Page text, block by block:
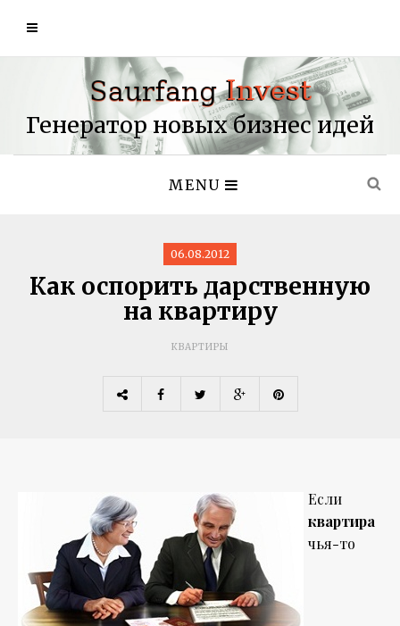
Генератор новых бизнес идей
MENU
06.08.2012
Как оспорить дарственную
на квартиру
КВАРТИРЫ
Если
квартира
чья-то